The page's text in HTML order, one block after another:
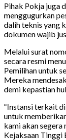
Pihak Pokja juga
menggugurkan
dalih teknis yang
dokumen wajib
Melalui surat
secara resmi
Pemilihan untuk
Mereka
demi kepastian
“Instansi terkait
untuk
kami akan
Kejaksaan Tinggi